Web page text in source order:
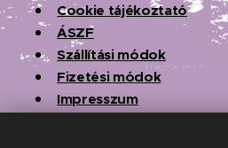
Cookie tájékoztató
ÁSZF
Szállítási módok
Fizetési módok
Impresszum